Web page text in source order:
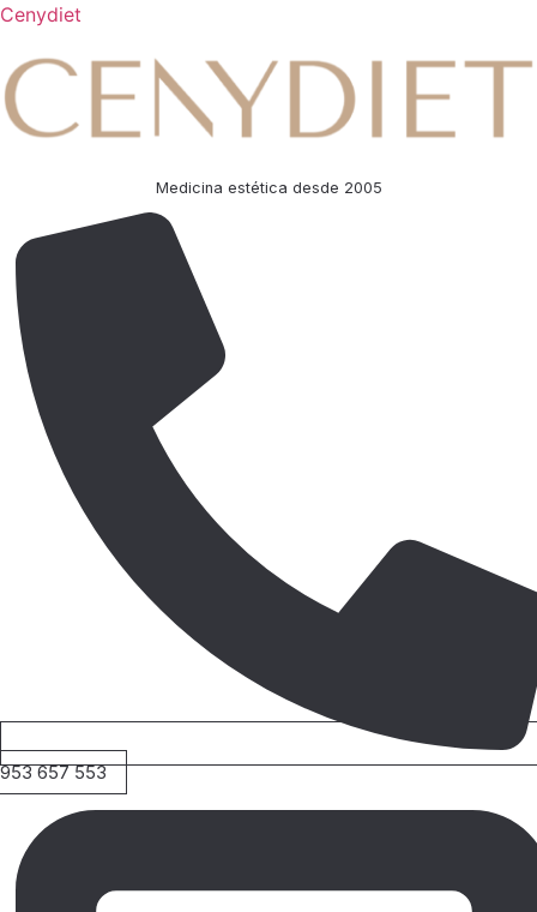
Cenydiet
Medicina estética desde 2005
953 657 553